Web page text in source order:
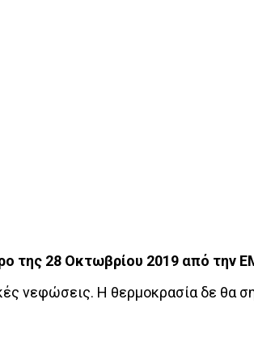
της 28 Οκτωβρίου 2019 από την
νεφώσεις. Η θερμοκρασία δε θα